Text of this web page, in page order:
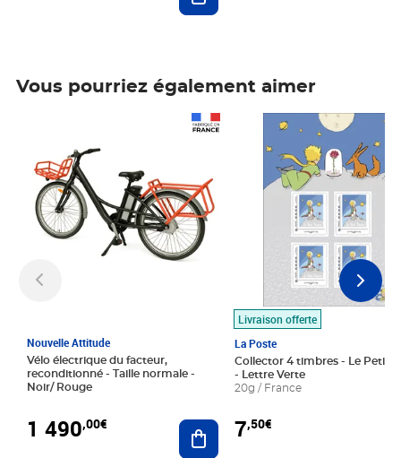
Vous pourriez également aimer
Nouvelle Attitude
Vélo électrique du facteur,
reconditionné - Taille normale -
Noir/ Rouge
1 490,00€ Ajouter au panier
Livraison offerte
La Poste
Collector 4 timbres - Le Petit
- Lettre Verte
20g / France
7,50€
Prix 7,50€